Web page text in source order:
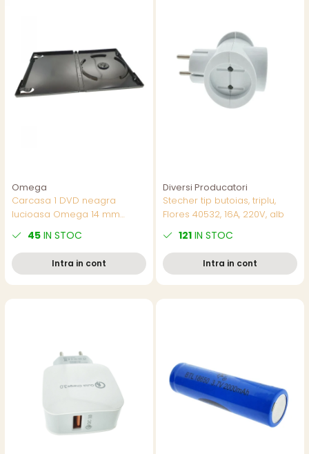
Omega
Carcasa 1 DVD neagra
lucioasa Omega 14 mm
45 IN STOC
Intra in cont
Diversi Producatori
Stecher tip butoias, triplu,
Flores 40532, 16A, 220V, alb
121 IN STOC
Intra in cont